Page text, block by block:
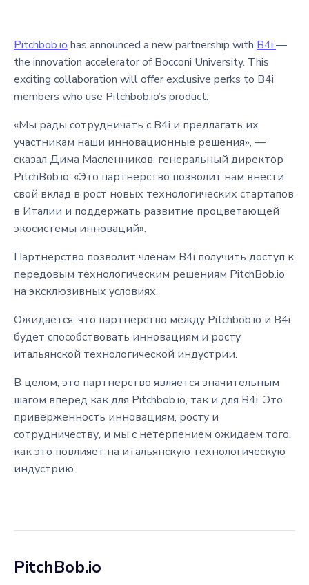
Pitchbob.io has announced a new partnership with B4i —
the innovation accelerator of Bocconi University. This
exciting collaboration will offer exclusive perks to B4i
members who use Pitchbob.io’s product.
«Мы рады сотрудничать с B4i и предлагать их
участникам наши инновационные решения», —
сказал Дима Масленников, генеральный директор
PitchBob.io. «Это партнерство позволит нам внести
свой вклад в рост новых технологических стартапов
в Италии и поддержать развитие процветающей
экосистемы инноваций».
Партнерство позволит членам B4i получить доступ к
передовым технологическим решениям PitchBob.io
на эксклюзивных условиях.
Ожидается, что партнерство между Pitchbob.io и B4i
будет способствовать инновациям и росту
итальянской технологической индустрии.
В целом, это партнерство является значительным
шагом вперед как для Pitchbob.io, так и для B4i. Это
приверженность инновациям, росту и
сотрудничеству, и мы с нетерпением ожидаем того,
как это повлияет на итальянскую технологическую
индустрию.
PitchBob.io